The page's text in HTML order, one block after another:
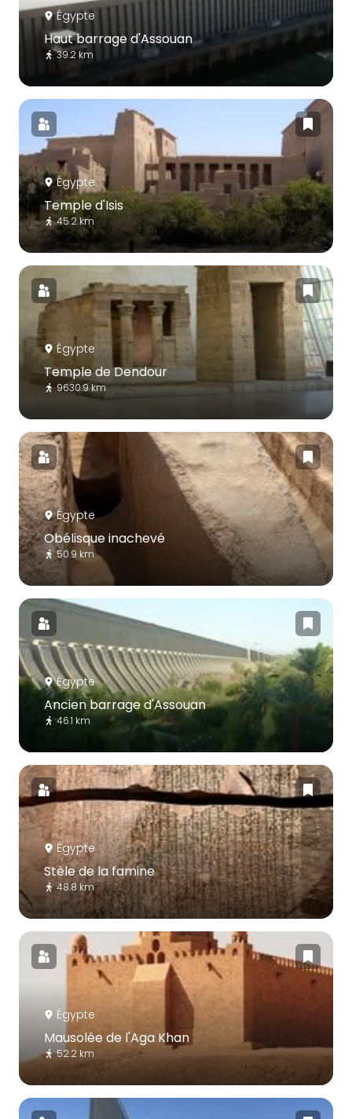
Égypte
Haut barrage d'Assouan
39.2 km
Égypte
Temple d'Isis
45.2 km
Égypte
Temple de Dendour
9630.9 km
Égypte
Obélisque inachevé
50.9 km
Égypte
Ancien barrage d'Assouan
46.1 km
Égypte
Stèle de la famine
48.8 km
Égypte
Mausolée de l'Aga Khan
52.2 km